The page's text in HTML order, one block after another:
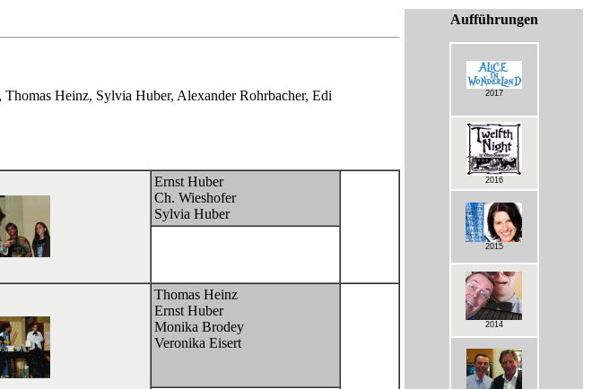
Heinz, Sylvia Huber, Alexander Rohrbacher, Edi
Ernst Huber
Ch. Wieshofer
Sylvia Huber
Thomas Heinz
Ernst Huber
Monika Brodey
Veronika Eisert
Aufführungen
2017
2016
2015
2014